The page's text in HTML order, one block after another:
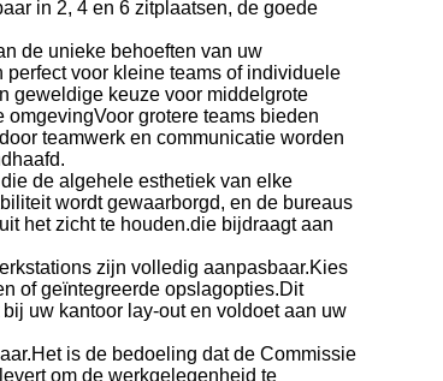
in 2, 4 en 6 zitplaatsen, de goede
de unieke behoeften van uw
voor kleine teams of individuele
geweldige keuze voor middelgrote
grotere teams bieden
teamwerk en communicatie worden
de algehele esthetiek van elke
wordt gewaarborgd, en de bureaus
het zicht te houden.die bijdraagt aan
zijn volledig aanpasbaar.Kies
of geïntegreerde opslagopties.Dit
uw kantoor lay-out en voldoet aan uw
is de bedoeling dat de Commissie
om de werkgelegenheid te